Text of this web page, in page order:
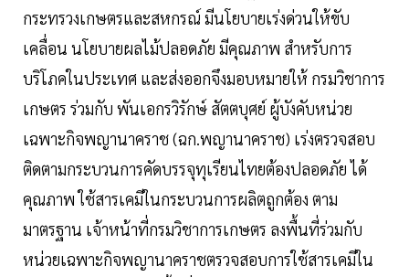
กระทรวงเกษตรและสหกรณ์ มีนโยบายเร่งด่วนให้ขับ
เคลื่อน นโยบายผลไม้ปลอดภัย มีคุณภาพ สำหรับการ
บริโภคในประเทศ และส่งออกจึงมอบหมายให้ กรมวิชาการ
เกษตร ร่วมกับ พันเอกรวิรักษ์ สัตตบุศย์ ผู้บังคับหน่วย
เฉพาะกิจพญานาคราช (ฉก.พญานาคราช) เร่งตรวจสอบ
ติดตามกระบวนการคัดบรรจุทุเรียนไทยต้องปลอดภัย ได้
คุณภาพ ใช้สารเคมีในกระบวนการผลิตถูกต้อง ตาม
มาตรฐาน เจ้าหน้าที่กรมวิชาการเกษตร ลงพื้นที่ร่วมกับ
หน่วยเฉพาะกิจพญานาคราชตรวจสอบการใช้สารเคมีใน